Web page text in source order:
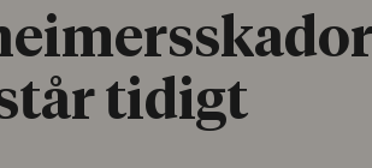
tidigt